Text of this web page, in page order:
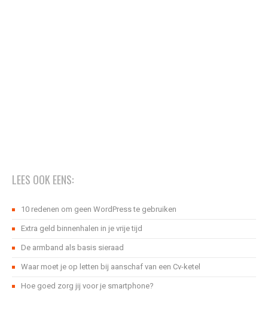
LEES OOK EENS:
10 redenen om geen WordPress te gebruiken
Extra geld binnenhalen in je vrije tijd
De armband als basis sieraad
Waar moet je op letten bij aanschaf van een Cv-ketel
Hoe goed zorg jij voor je smartphone?